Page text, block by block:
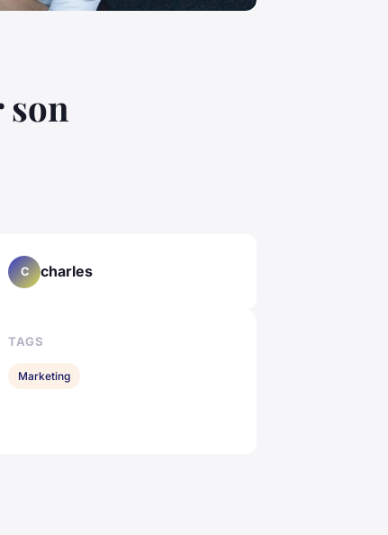
son
C charles
TAGS
Marketing